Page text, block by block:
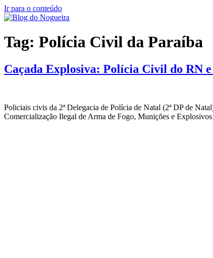
Ir para o conteúdo
Tag: Polícia Civil da Paraíba
Caçada Explosiva: Polícia Civil do RN
Policiais civis da 2ª Delegacia de Polícia de Natal (2ª DP de
Comercialização Ilegal de Arma de Fogo, Munições e